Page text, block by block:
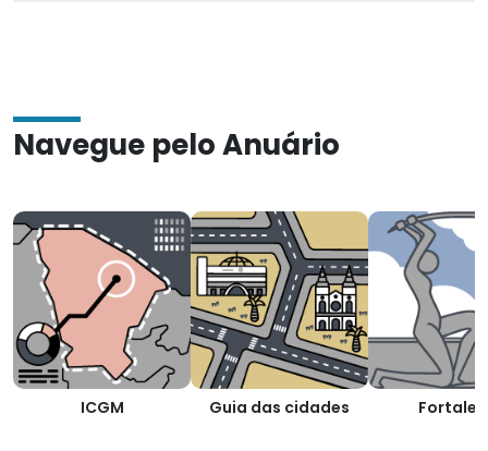
Navegue pelo Anuário
ICGM Guia das cidades